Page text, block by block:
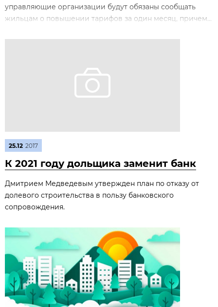
управляющие организации будут обязаны сообщать
жильцам о повышении тарифов за один месяц, причем...
25.12 2017
К 2021 году дольщика заменит банк
Дмитрием Медведевым утвержден план по отказу от
долевого строительства в пользу банковского
сопровождения.